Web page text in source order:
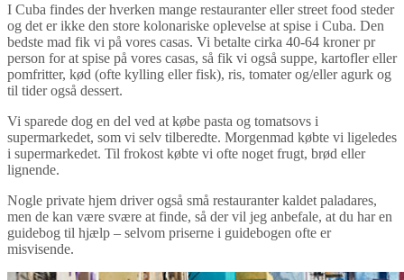
I Cuba findes der hverken mange restauranter eller street food steder
og det er ikke den store kolonariske oplevelse at spise i Cuba. Den
bedste mad fik vi på vores casas. Vi betalte cirka 40-64 kroner pr
person for at spise på vores casas, så fik vi også suppe, kartofler eller
pomfritter, kød (ofte kylling eller fisk), ris, tomater og/eller agurk og
til tider også dessert.
Vi sparede dog en del ved at købe pasta og tomatsovs i
supermarkedet, som vi selv tilberedte. Morgenmad købte vi ligeledes
i supermarkedet. Til frokost købte vi ofte noget frugt, brød eller
lignende.
Nogle private hjem driver også små restauranter kaldet paladares,
men de kan være svære at finde, så der vil jeg anbefale, at du har en
guidebog til hjælp – selvom priserne i guidebogen ofte er
misvisende.